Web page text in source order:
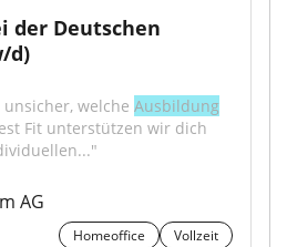
der Deutschen
d)
welche Ausbildung
Fit unterstützen wir dich
AG
Homeoffice Vollzeit